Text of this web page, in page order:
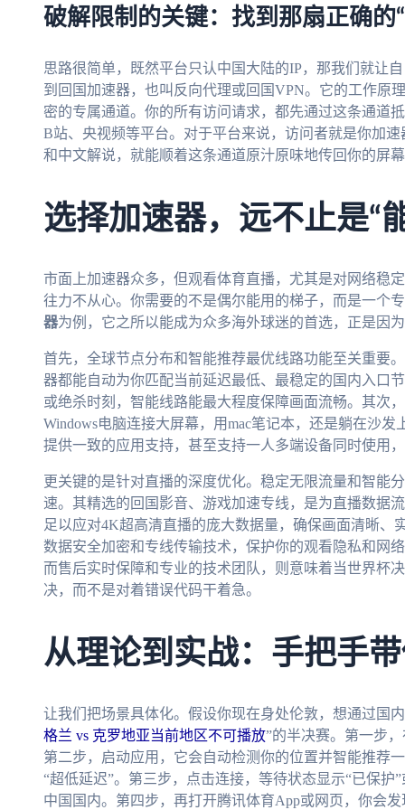
破解限制的关键：找到那扇正确的
思路很简单，既然平台只认中国大陆的IP，那我们就让
到回国加速器，也叫反向代理或回国VPN。它的工作原
密的专属通道。你的所有访问请求，都先通过这条通道
B站、央视频等平台。对于平台来说，访问者就是你加
和中文解说，就能顺着这条通道原汁原味地传回你的屏
选择加速器，远不止是“
市面上加速器众多，但观看体育直播，尤其是对网络稳
往力不从心。你需要的不是偶尔能用的梯子，而是一个
器为例，它之所以能成为众多海外球迷的首选，正是因
首先，全球节点分布和智能推荐最优线路功能至关重要
器都能自动为你匹配当前延迟最低、最稳定的国内入口
或绝杀时刻，智能线路能最大程度保障画面流畅。其次
Windows电脑连接大屏幕，用mac笔记本，还是躺在沙发
提供一致的应用支持，甚至支持一人多端设备同时使用
更关键的是针对直播的深度优化。稳定无限流量和智能
速。其精选的回国影音、游戏加速专线，是为直播数据
足以应对4K超高清直播的庞大数据量，确保画面清晰、
数据安全加密和专线传输技术，保护你的观看隐私和网
而售后实时保障和专业的技术团队，则意味着当世界杯
决，而不是对着错误代码干着急。
从理论到实战：手把手
让我们把场景具体化。假设你现在身处伦敦，想通过国
格兰 vs 克罗地亚当前地区不可播放”的半决赛。第一步
第二步，启动应用，它会自动检测你的位置并智能推荐
“超低延迟”。第三步，点击连接，等待状态显示“已保护
中国国内。第四步，再打开腾讯体育App或网页，你会